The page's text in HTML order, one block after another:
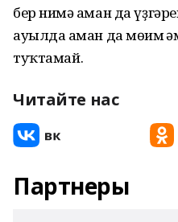
бер нимә һаман да
ауылда һаман да мөһим
туҡтамай.
Читайте нас
Партнеры